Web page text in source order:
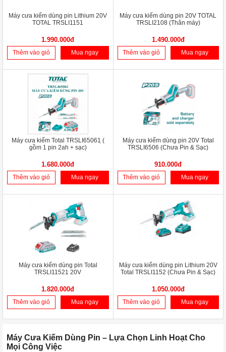
Máy cưa kiếm dùng pin Lithium 20V
TOTAL TRSLI1151
1.990.000đ
Thêm vào giỏ Mua ngay
Máy cưa kiếm dùng pin 20V TOTAL
TRSLI2108 (Thân máy)
1.490.000đ
Thêm vào giỏ Mua ngay
Máy cưa kiếm Total TRSLI65061 ̣(
gồm 1 pin 2ah + sạc)
1.680.000đ
Thêm vào giỏ Mua ngay
Máy cưa kiếm dùng pin 20V Total
TRSLI6506 (Chưa Pin & Sạc)
910.000đ
Thêm vào giỏ Mua ngay
Máy cưa kiếm dùng pin Total
TRSLI11521 20V
1.820.000đ
Thêm vào giỏ Mua ngay
Máy cưa kiếm dùng pin Lithium 20V
Total TRSLI1152 (Chưa Pin & Sạc)
1.050.000đ
Thêm vào giỏ Mua ngay
Máy Cưa Kiếm Dùng Pin – Lựa Chọn Linh Hoạt Cho
Mọi Công Việc